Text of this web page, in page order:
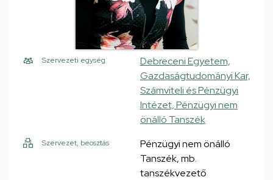
Szervezeti egység
Debreceni Egyetem,
Gazdaságtudományi Kar,
Számviteli és Pénzügyi
Intézet, Pénzügyi nem
önálló Tanszék
Szervezet, beosztás
Pénzügyi nem önálló
Tanszék, mb.
tanszékvezető